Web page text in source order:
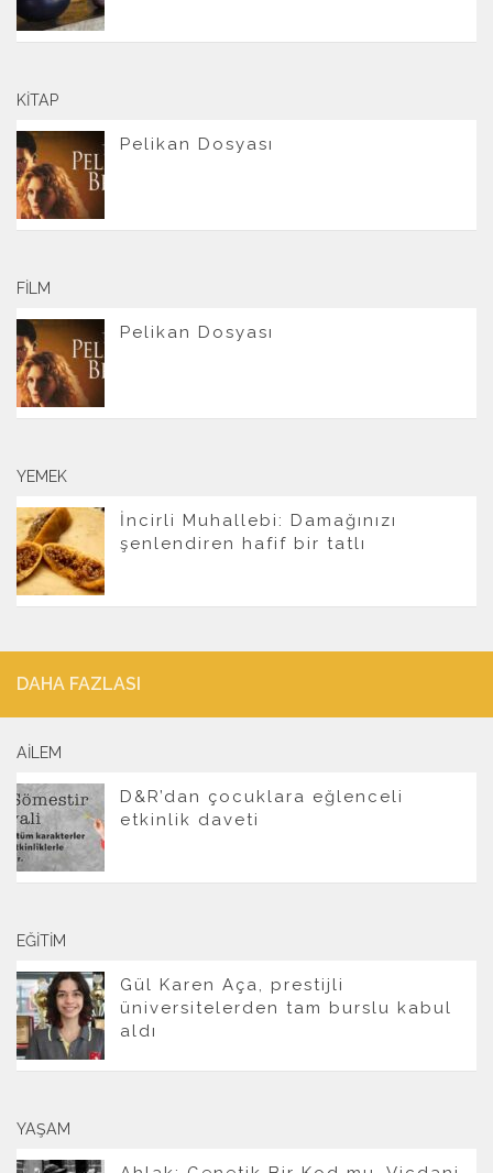
KITAP
Pelikan Dosyası
FILM
Pelikan Dosyası
YEMEK
İncirli Muhallebi: Damağınızı
şenlendiren hafif bir tatlı
DAHA FAZLASI
AILEM
D&R’dan çocuklara eğlenceli
etkinlik daveti
EĞITIM
Gül Karen Aça, prestijli
üniversitelerden tam burslu kabul
aldı
YAŞAM